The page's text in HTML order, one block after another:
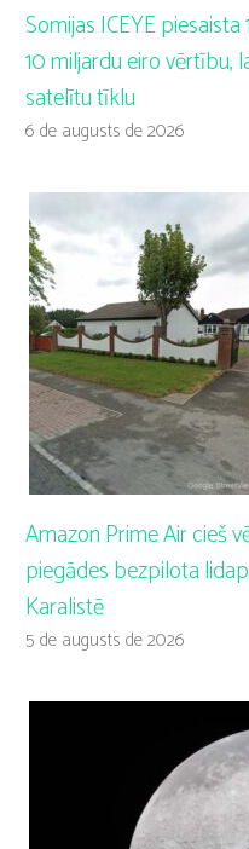
Somijas ICEYE
10 miljardu eiro vērtību,
satelītu tīklu
6 de augusts de 2026
Amazon Prime Air cieš
piegādes bezpilota
Karalistē
5 de augusts de 2026